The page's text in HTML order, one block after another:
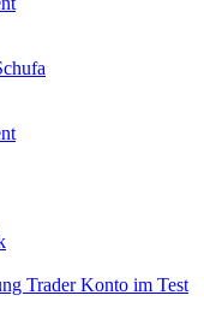
Trader Konto im Test